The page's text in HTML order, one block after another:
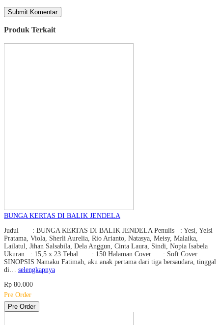
Produk Terkait
BUNGA KERTAS DI BALIK JENDELA
Judul : BUNGA KERTAS DI BALIK JENDELA Penulis : Yesi, Yelsi
Pratama, Viola, Sherli Aurelia, Rio Arianto, Natasya, Meisy, Malaika,
Lailatul, Jihan Salsabila, Dela Anggun, Cinta Laura, Sindi, Nopia Isabela
Ukuran : 15,5 x 23 Tebal : 150 Halaman Cover : Soft Cover
SINOPSIS Namaku Fatimah, aku anak pertama dari tiga bersaudara, tinggal
di… selengkapnya
Rp 80.000
Pre Order
Pre Order